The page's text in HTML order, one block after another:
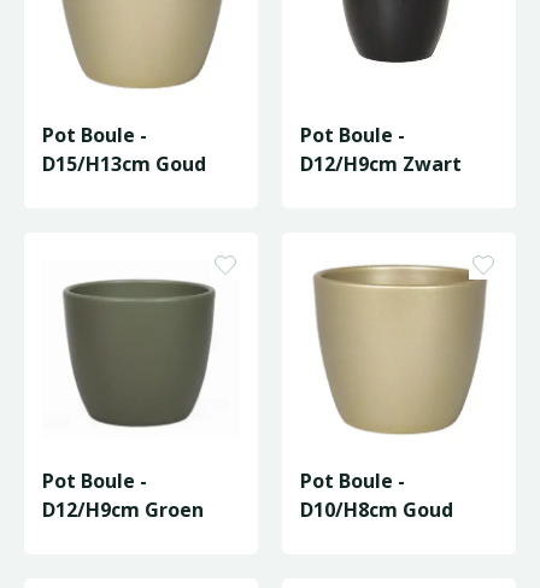
Pot Boule -
D15/H13cm Goud
Pot Boule -
D12/H9cm Zwart
Pot Boule -
D12/H9cm Groen
Pot Boule -
D10/H8cm Goud